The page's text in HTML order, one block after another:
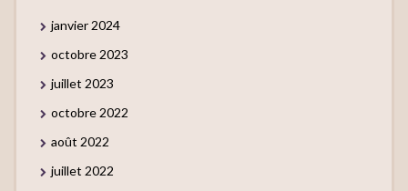
janvier 2024
octobre 2023
juillet 2023
octobre 2022
août 2022
juillet 2022